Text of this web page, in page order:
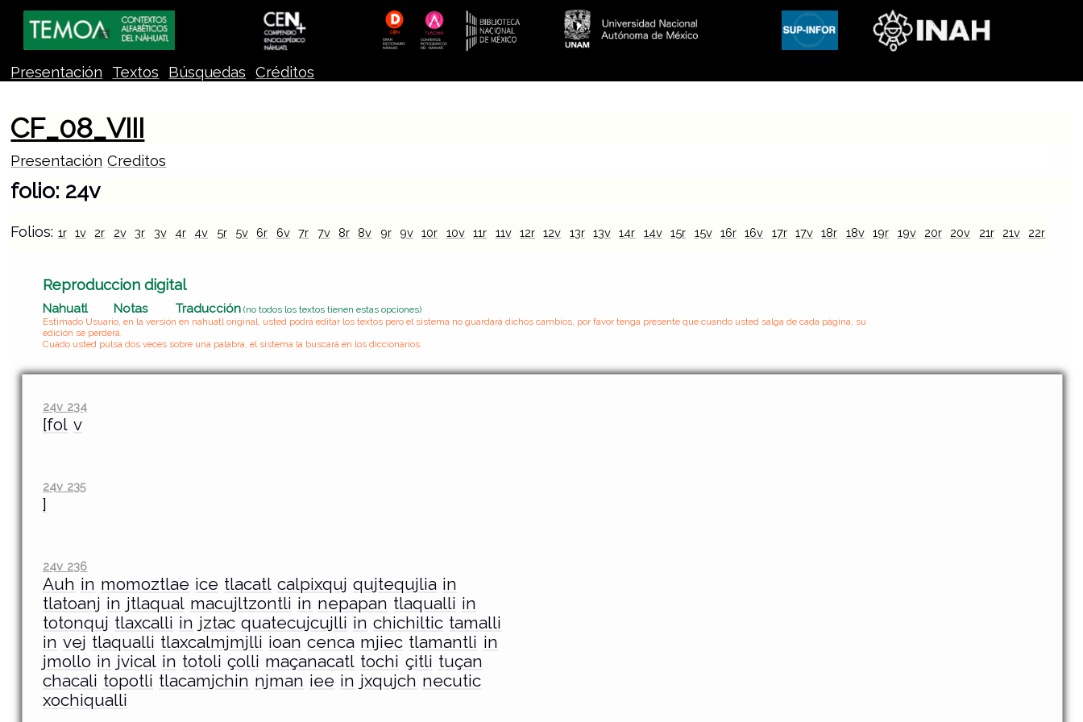
Presentación Textos Búsquedas Créditos
CF_08_VIII
Presentación Creditos
folio: 24v
Folios: 1r 1v 2r 2v 3r 3v 4r 4v 5r 5v 6r 6v 7r 7v 8r 8v 9r 9v 10r 10v 11r 11v 12r 12v 13r 13v 14r 14v 15r 15v 16r 16v 17r 17v 18r 18v 19r 19v 20r 20v 21r 21v 22r
Reproduccion digital
Nahuatl Notas Traducción (no todos los textos tienen estas opciones)
Estimado Usuario, en la versión en nahuatl original, usted podrá editar los textos pero el sistema no guardará dichos cambios, por favor tenga presente que cuando usted salga de cada página, su
edición se perderá.
Cuado usted pulsa dos veces sobre una palabra, el sistema la buscará en los diccionarios.
24v 234
[fol v
24v 235
]
24v 236
Auh in momoztlae ice tlacatl calpixquj qujtequjlia in
tlatoanj in jtlaqual macujltzontli in nepapan tlaqualli in
totonquj tlaxcalli in jztac quatecujcujlli in chichiltic tamalli
in vej tlaqualli tlaxcalmjmjlli ioan cenca mjiec tlamantli in
jmollo in jvical in totoli çolli maçanacatl tochi çitli tuçan
chacali topotli tlacamjchin njman iee in jxqujch necutic
xochiqualli